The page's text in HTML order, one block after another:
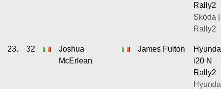
Rally2
Skoda |
Rally2
23. 32
Joshua
McErlean
James Fulton
i20 N
Rally2